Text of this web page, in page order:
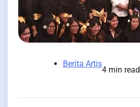
Berita Artis
4 min read